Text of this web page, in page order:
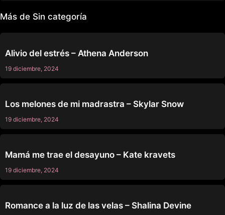
Más de Sin categoría
Alivio del estrés – Athena Anderson
19 diciembre, 2024
Los melones de mi madrastra – Skylar Snow
19 diciembre, 2024
Mamá me trae el desayuno – Kate kravets
19 diciembre, 2024
Romance a la luz de las velas – Shalina Devine